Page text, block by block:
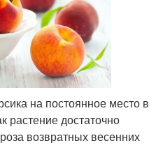
на постоянное место в
растение достаточно
возвратных весенних